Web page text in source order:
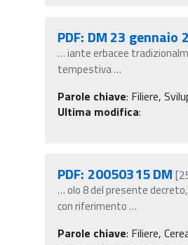
PDF: DM 23 gennaio
…iante erbacee
tempestiva…
Parole chiave: Filiere,
Ultima modifica:
PDF: 20050315 DM
… olo 8 del presente
con riferimento…
Parole chiave: Filiere,